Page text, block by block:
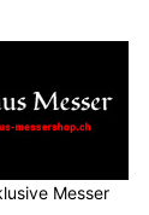
Messer